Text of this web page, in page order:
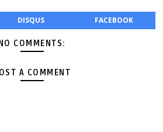
DISQUS FACEBOOK
NO COMMENTS:
A COMMENT